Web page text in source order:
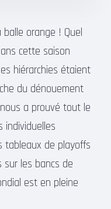
orange ! Quel
cette saison
hiérarchies étaient
du dénouement
a prouvé tout le
individuelles
tableaux de playoffs
les bancs de
est en pleine